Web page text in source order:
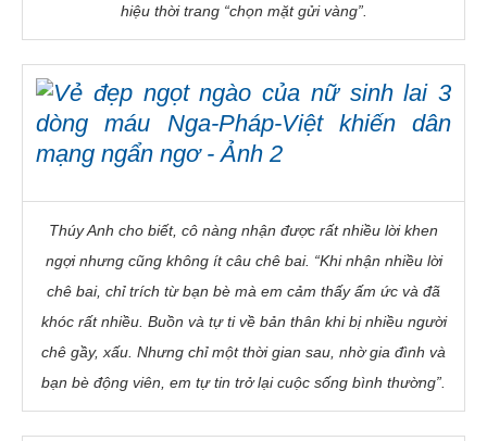
hiệu thời trang “chọn mặt gửi vàng”.
Thúy Anh cho biết, cô nàng nhận được rất nhiều lời khen
ngợi nhưng cũng không ít câu chê bai. “Khi nhận nhiều lời
chê bai, chỉ trích từ bạn bè mà em cảm thấy ấm ức và đã
khóc rất nhiều. Buồn và tự ti về bản thân khi bị nhiều người
chê gầy, xấu. Nhưng chỉ một thời gian sau, nhờ gia đình và
bạn bè động viên, em tự tin trở lại cuộc sống bình thường”.